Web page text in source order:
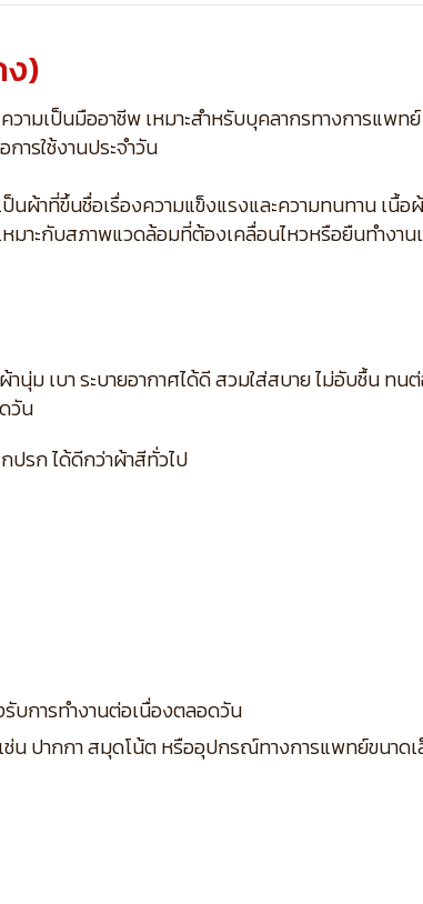
ง)
มเป็นมืออาชีพ เหมาะสำหรับบุคลากรทางการแพ
ารใช้งานประจำวัน
าที่ขึ้นชื่อเรื่องความแข็งแรงและความทนทาน เนื้อ
าะกับสภาพแวดล้อมที่ต้องเคลื่อนไหวหรือยืนทำงาน
เบา ระบายอากาศได้ดี สวมใส่สบาย ไม่อับชื้น ทนต่
วัน
ปรก ได้ดีกว่าผ้าสีทั่วไป
บการทำงานต่อเนื่องตลอดวัน
ช่น ปากกา สมุดโน้ต หรืออุปกรณ์ทางการแพทย์ขนาด